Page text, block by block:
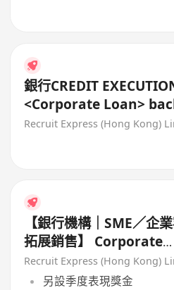
銀行CREDIT
<Corporate Loan>
Recruit Express (Hong Kong)
【銀行機構｜SME／企
拓展銷售】 Corporate
Partnership Sales
Recruit Express (Hong Kong)
另設季度表現獎金